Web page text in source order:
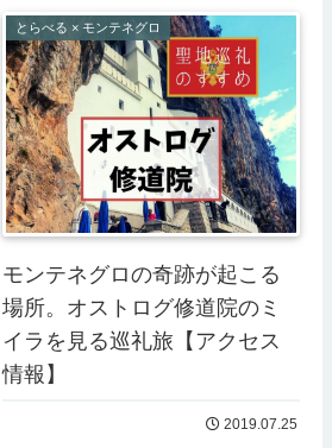
とらべる × モンテネグロ
モンテネグロの奇跡が起こる
場所。オストログ修道院のミ
イラを見る巡礼旅【アクセス
情報】
2019.07.25